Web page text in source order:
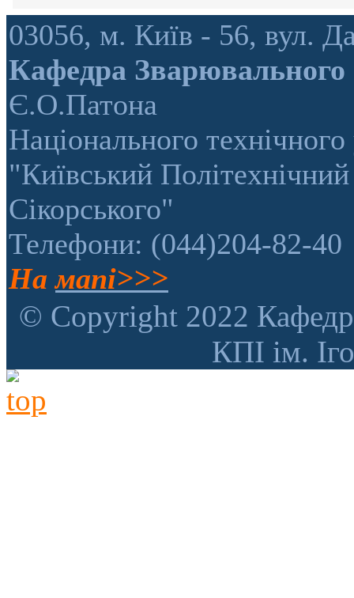
03056, м. Київ - 56, вул.
Кафедра
Є.О.Патона
Національного
"Київський Політехнічний
Сікорського"
Телефони: (044)204-82-40
Намапі>>>
© Copyright 2022
КПІ ім.